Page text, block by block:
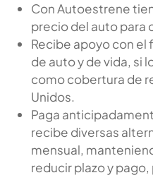
Con Autoestrene
precio del auto para
Recibe apoyo con
de auto y de vida, si
como cobertura de
Unidos.
Paga
recibe diversas
mensual,
reducir plazo y